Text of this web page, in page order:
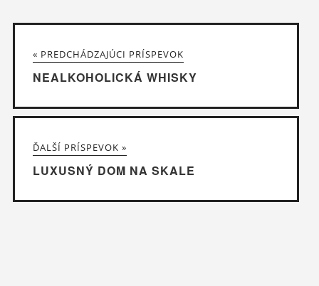
« PREDCHÁDZAJÚCI PRÍSPEVOK
NEALKOHOLICKÁ WHISKY
ĎALŠÍ PRÍSPEVOK »
LUXUSNÝ DOM NA SKALE